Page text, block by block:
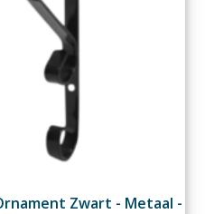
Zwart - Metaal -